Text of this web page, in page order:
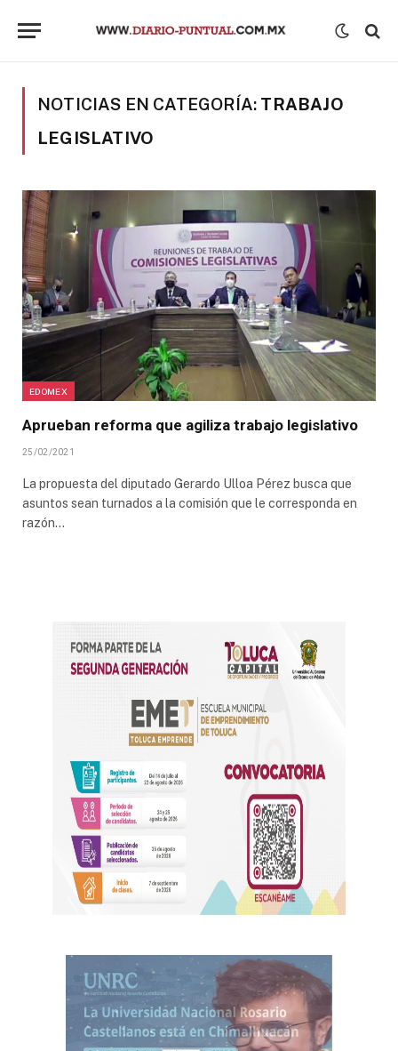
NOTICIAS EN CATEGORÍA: TRABAJO
LEGISLATIVO
EDOMEX
Aprueban reforma que agiliza trabajo legislativo
25/02/2021
La propuesta del diputado Gerardo Ulloa Pérez busca que
asuntos sean turnados a la comisión que le corresponda en
razón…